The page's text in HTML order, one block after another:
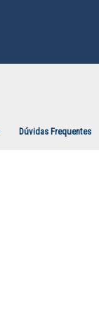
Dúvidas Frequentes